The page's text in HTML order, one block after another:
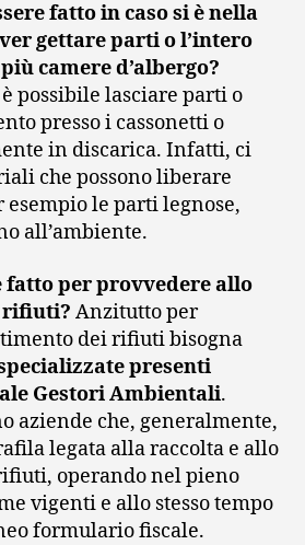
fatto in caso si è nella
gettare parti o l’intero
camere d’albergo?
possibile lasciare parti o
presso i cassonetti o
in discarica. Infatti, ci
che possono liberare
esempio le parti legnose,
all’ambiente.
fatto per provvedere allo
rifiuti? Anzitutto per
dei rifiuti bisogna
presenti
Gestori Ambientali.
aziende che, generalmente,
legata alla raccolta e allo
operando nel pieno
vigenti e allo stesso tempo
formulario fiscale.